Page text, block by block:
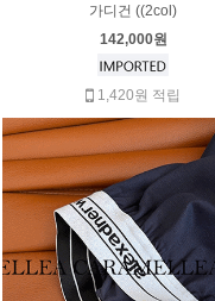
가디건 ((2col)
142,000원
1,420원 적립